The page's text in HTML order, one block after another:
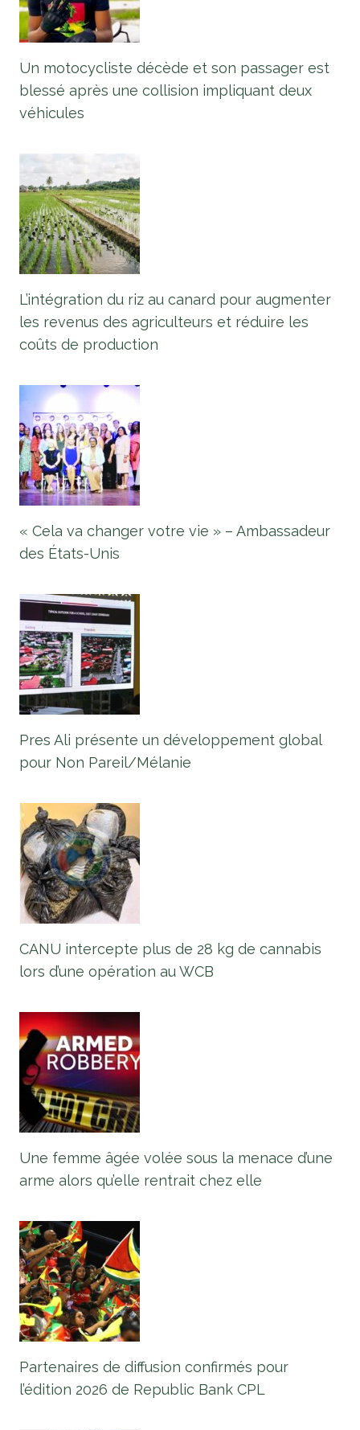
Un motocycliste décède et son passager est
blessé après une collision impliquant deux
véhicules
L’intégration du riz au canard pour augmenter
les revenus des agriculteurs et réduire les
coûts de production
« Cela va changer votre vie » – Ambassadeur
des États-Unis
Pres Ali présente un développement global
pour Non Pareil/Mélanie
CANU intercepte plus de 28 kg de cannabis
lors d’une opération au WCB
Une femme âgée volée sous la menace d’une
arme alors qu’elle rentrait chez elle
Partenaires de diffusion confirmés pour
l’édition 2026 de Republic Bank CPL